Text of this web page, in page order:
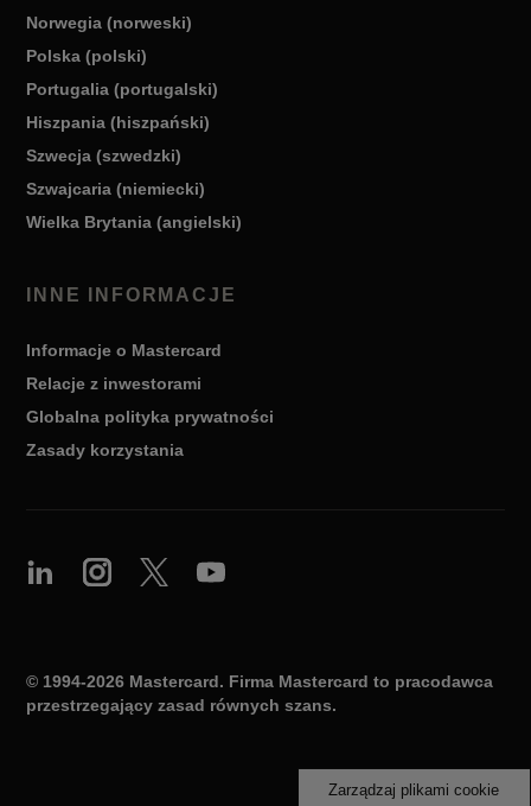
Norwegia (norweski)
Polska (polski)
Portugalia (portugalski)
Hiszpania (hiszpański)
Szwecja (szwedzki)
Szwajcaria (niemiecki)
Wielka Brytania (angielski)
INNE INFORMACJE
Informacje o Mastercard
Relacje z inwestorami
Globalna polityka prywatności
Zasady korzystania
© 1994-2026 Mastercard. Firma Mastercard to pracodawca
przestrzegający zasad równych szans.
Zarządzaj plikami cookie